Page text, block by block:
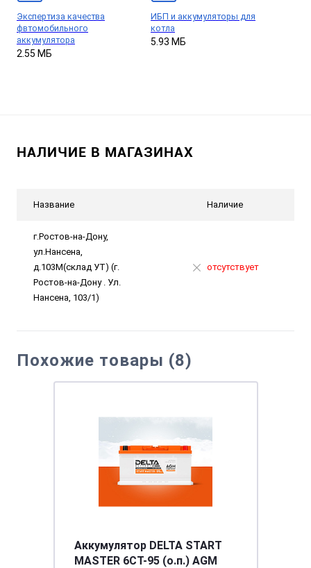
Экспертиза качества
фвтомобильного
аккумулятора
2.55 МБ
ИБП и аккумуляторы для
котла
5.93 МБ
НАЛИЧИЕ В МАГАЗИНАХ
Название Наличие
г.Ростов-на-Дону,
ул.Нансена,
д.103М(склад УТ) (г.
Ростов-на-Дону . Ул.
Нансена, 103/1)
отсутствует
Похожие товары (8)
Аккумулятор DELTA START
MASTER 6CT-95 (о.п.) AGM